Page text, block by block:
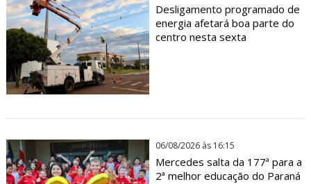
Desligamento programado de
energia afetará boa parte do
centro nesta sexta
06/08/2026 às 16:15
Mercedes salta da 177ª para a
2ª melhor educação do Paraná